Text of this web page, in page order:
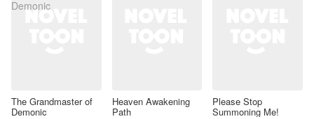
The Grandmaster of
Demonic
Heaven Awakening
Path
Please Stop
Summoning Me!